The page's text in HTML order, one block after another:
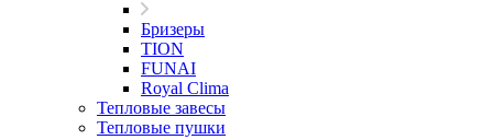
Бризеры
TION
FUNAI
Royal Clima
Тепловые завесы
Тепловые пушки